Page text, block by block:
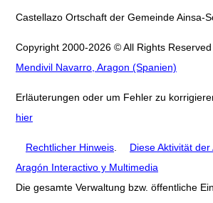
Castellazo Ortschaft der Gemeinde Ainsa-
Copyright 2000-2026 © All Rights Reserved
Mendivil Navarro, Aragon (Spanien)
Erläuterungen oder um Fehler zu
hier
Rechtlicher Hinweis
Diese Aktivität
Aragón Interactivo y Multimedia
Die gesamte Verwaltung bzw. öffentliche